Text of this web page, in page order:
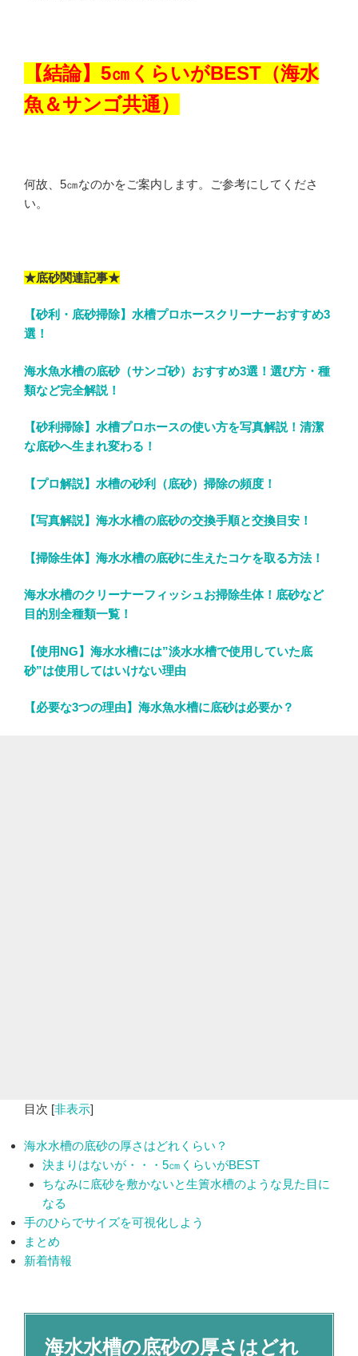
【結論】5㎝くらいがBEST（海水
魚＆サンゴ共通）
何故、5㎝なのかをご案内します。ご参考にしてくださ
い。
★底砂関連記事★
【砂利・底砂掃除】水槽プロホースクリーナーおすすめ3
選！
海水魚水槽の底砂（サンゴ砂）おすすめ3選！選び方・種
類など完全解説！
【砂利掃除】水槽プロホースの使い方を写真解説！清潔
な底砂へ生まれ変わる！
【プロ解説】水槽の砂利（底砂）掃除の頻度！
【写真解説】海水水槽の底砂の交換手順と交換目安！
【掃除生体】海水水槽の底砂に生えたコケを取る方法！
海水水槽のクリーナーフィッシュお掃除生体！底砂など
目的別全種類一覧！
【使用NG】海水水槽には”淡水水槽で使用していた底
砂”は使用してはいけない理由
【必要な3つの理由】海水魚水槽に底砂は必要か？
目次 [非表示]
海水水槽の底砂の厚さはどれくらい？
決まりはないが・・・5㎝くらいがBEST
ちなみに底砂を敷かないと生簀水槽のような見た目に
なる
手のひらでサイズを可視化しよう
まとめ
新着情報
海水水槽の底砂の厚さはどれ